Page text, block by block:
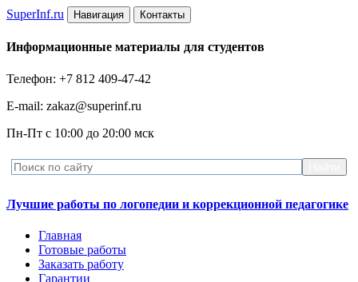
SuperInf.ru Навигация Контакты
Информационные материалы для студентов
Телефон: +7 812 409-47-42
E-mail: zakaz@superinf.ru
Пн-Пт с 10:00 до 20:00 мск
Лучшие работы по логопедии и коррекционной педагогике
Главная
Готовые работы
Заказать работу
Гарантии